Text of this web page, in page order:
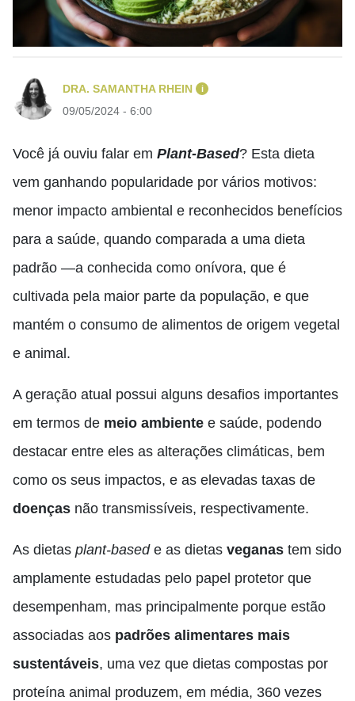
DRA. SAMANTHA RHEIN i
09/05/2024 - 6:00
Você já ouviu falar em Plant-Based? Esta dieta
vem ganhando popularidade por vários motivos:
menor impacto ambiental e reconhecidos benefícios
para a saúde, quando comparada a uma dieta
padrão —a conhecida como onívora, que é
cultivada pela maior parte da população, e que
mantém o consumo de alimentos de origem vegetal
e animal.
A geração atual possui alguns desafios importantes
em termos de meio ambiente e saúde, podendo
destacar entre eles as alterações climáticas, bem
como os seus impactos, e as elevadas taxas de
doenças não transmissíveis, respectivamente.
As dietas plant-basede as dietas veganas tem sido
amplamente estudadas pelo papel protetor que
desempenham, mas principalmente porque estão
associadas aos padrões alimentares mais
sustentáveis, uma vez que dietas compostas por
proteína animal produzem, em média, 360 vezes